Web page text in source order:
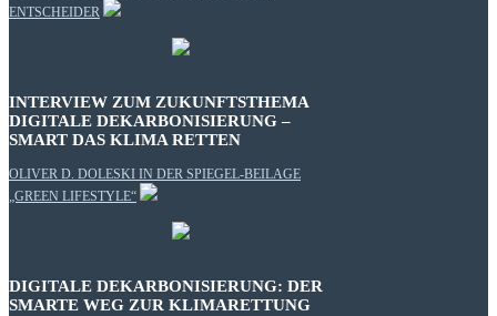
ENTSCHEIDER
INTERVIEW ZUM ZUKUNFTSTHEMA
DIGITALE DEKARBONISIERUNG –
SMART DAS KLIMA RETTEN
OLIVER D. DOLESKI IN DER SPIEGEL-BEILAGE
„GREEN LIFESTYLE“
DIGITALE DEKARBONISIERUNG: DER
SMARTE WEG ZUR KLIMARETTUNG